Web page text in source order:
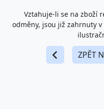
Vztahuje-li se na zboží
odměny, jsou již zahrnuty
ZPĚT